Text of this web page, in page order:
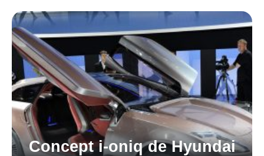
Concept i-oniq de Hyundai